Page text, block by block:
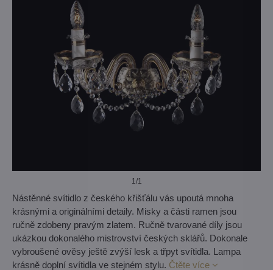
1/1
Nástěnné svítidlo z českého křišťálu vás upoutá mnoha
krásnými a originálními detaily. Misky a části ramen jsou
ručně zdobeny pravým zlatem. Ručně tvarované díly jsou
ukázkou dokonalého mistrovství českých sklářů. Dokonale
vybroušené ověsy ještě zvýší lesk a třpyt svítidla. Lampa
krásně doplní svítidla ve stejném stylu. Čtěte více